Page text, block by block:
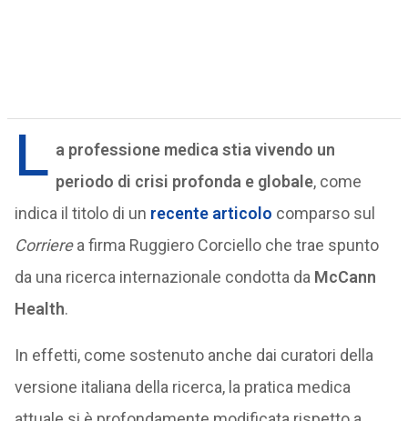
L a professione medica stia vivendo un
periodo di crisi profonda e globale, come
indica il titolo di un recente articolo comparso sul
Corrierea firma Ruggiero Corciello che trae spunto
da una ricerca internazionale condotta da McCann
Health.
In effetti, come sostenuto anche dai curatori della
versione italiana della ricerca, la pratica medica